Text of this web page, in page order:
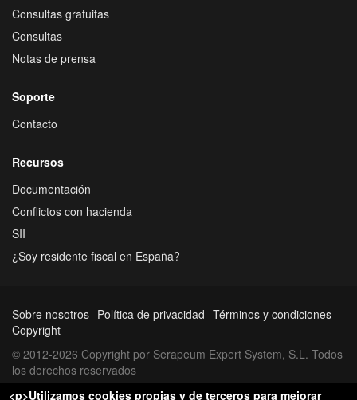
Consultas gratuitas
Consultas
Notas de prensa
Soporte
Contacto
Recursos
Documentación
Conflictos con hacienda
SII
¿Soy residente fiscal en España?
Sobre nosotros Política de privacidad Términos y condiciones
Copyright
© 2012-2026 Copyright por Serapeum Expert System, S.L. Todos
los derechos reservados
<p>Utilizamos cookies propias y de terceros para mejorar